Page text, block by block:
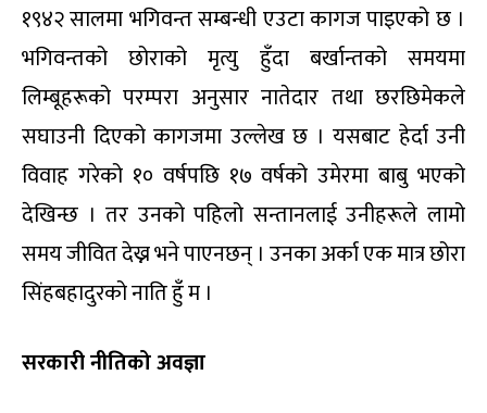
१९४२ सालमा भगिवन्त सम्बन्धी एउटा कागज पाइएको छ ।
भगिवन्तको छोराको मृत्यु हुँदा बर्खान्तको समयमा
लिम्बूहरूको परम्परा अनुसार नातेदार तथा छरछिमेकले
सघाउनी दिएको कागजमा उल्लेख छ । यसबाट हेर्दा उनी
विवाह गरेको १० वर्षपछि १७ वर्षको उमेरमा बाबु भएको
देखिन्छ । तर उनको पहिलो सन्तानलाई उनीहरूले लामो
समय जीवित देख्न भने पाएनछन् । उनका अर्का एक मात्र छोरा
सिंहबहादुरको नाति हुँ म ।
सरकारी नीतिको अवज्ञा